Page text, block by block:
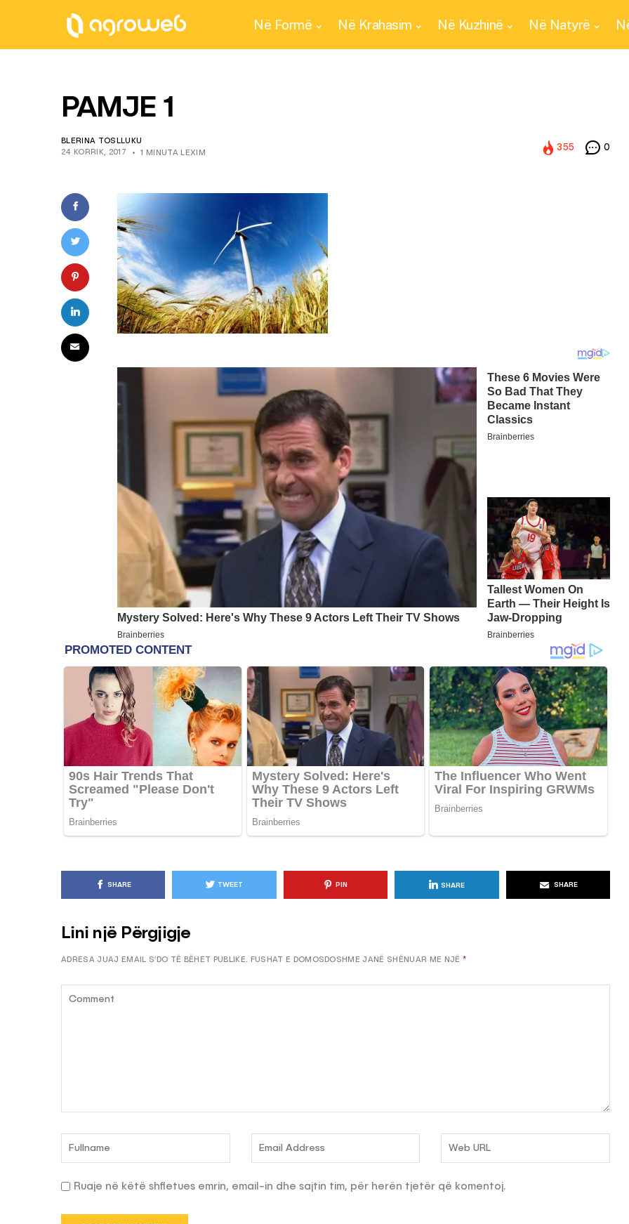
Në Formë Në Krahasim Në Kuzhinë Në Natyrë
PAMJE 1
BLERINA TOSLLUKU
24 KORRIK, 2017
1 MINUTA LEXIM
355 0
SHARE TWEET PIN SHARE SHARE
Lini një Përgjigje
ADRESA JUAJ EMAIL S’DO TË BËHET PUBLIKE. FUSHAT E DOMOSDOSHME JANË SHËNUAR ME NJË *
Ruaje në këtë shfletues emrin, email-in dhe sajtin tim, për herën tjetër që komentoj.
KËSHILLA & IDE
Pse Nuk Duhet të Përdorni
Letrën e Aluminit për Ruajtjen
e Ushqimeve
AGROWEB 7 QERSHOR, 2025
KËSHILLA & IDE
Rreziqet dhe Problemet që
Vijnë Nga Akulloret e
Vjetëruara
AGROWEB 10 QERSHOR, 2025